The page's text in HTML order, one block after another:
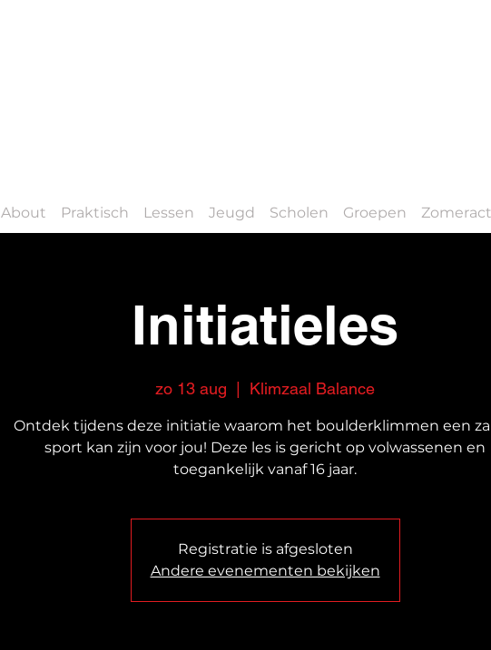
About Praktisch Lessen Jeugd Scholen Groepen
Initiatieles
zo 13 aug Klimzaal Balance
Ontdek tijdens deze initiatie waarom het boulderklimmen een
sport kan zijn voor jou! Deze les is gericht op volwassenen en
toegankelijk vanaf 16 jaar.
Registratie is afgesloten
Andere evenementen bekijken